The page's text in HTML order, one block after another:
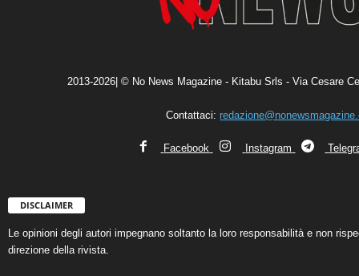
2013-2026| © No News Magazine - Kitabu Srls - Via Cesare
Contattaci:
Facebook Instagram
DISCLAIMER
Le opinioni degli autori impegnano soltanto la loro responsabilità e non
direzione della rivista.